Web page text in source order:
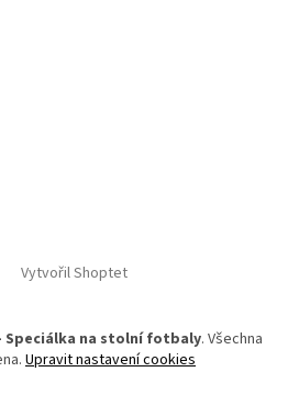
Vytvořil Shoptet
Speciálka na stolní fotbaly. Všechna
Upravit nastavení cookies